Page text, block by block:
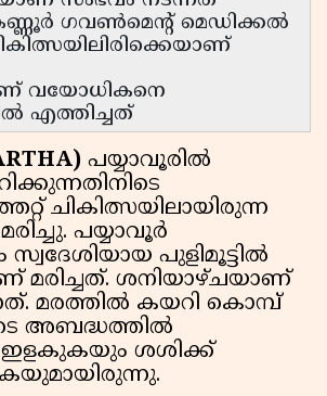
ഗവൺമെൻ്റ് മെഡിക്കൽ
വയോധികനെ
എത്തിച്ചത്
പയ്യാവൂരിൽ
ചികിത്സയിലായിരുന്ന
പയ്യാവൂർ
സ്വദേശിയായ പുളിമൂട്ടിൽ
മരിച്ചത്. ശനിയാഴ്ചയാണ്
മരത്തിൽ കയറി കൊമ്പ്
അബദ്ധത്തിൽ
ഇളകുകയും ശശിക്ക്